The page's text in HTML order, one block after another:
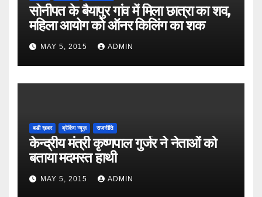
सोनीपत के बैयापुर गांव में मिला छात्रा का शव,
महिला आयोग को ऑनर किलिंग का शक
MAY 5, 2015 ADMIN
बडी ख़बर ब्रेकिंग न्यूज़ राजनीति
केन्द्रीय मंत्री कृष्णपाल गुर्जर ने नेताओं को
बताया मदमस्त हाथी
MAY 5, 2015 ADMIN